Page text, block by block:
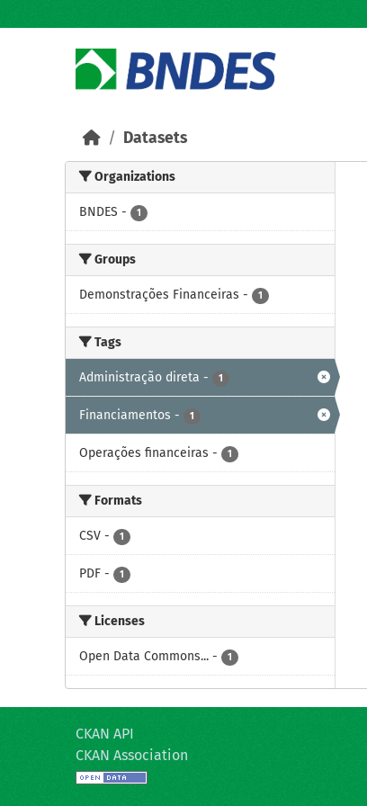
Datasets
Organizations
BNDES - 1
Groups
Demonstrações Financeiras - 1
Tags
Administração direta - 1
Financiamentos - 1
Operações financeiras - 1
Formats
CSV - 1
PDF - 1
Licenses
Open Data Commons... - 1
CKAN API
CKAN Association